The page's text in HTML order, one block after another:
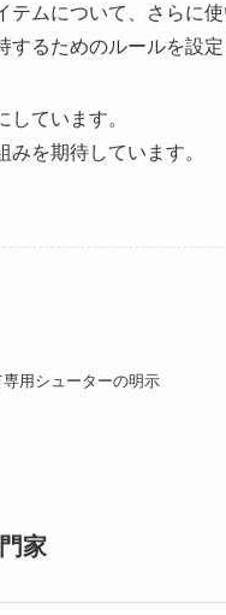
ムについて、さらに使
るためのルールを設定
ています。
を期待しています。
用シューターの明示
家